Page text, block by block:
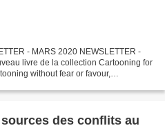
- MARS 2020 NEWSLETTER -
livre de la collection Cartooning for
without fear or favour,
des conflits au